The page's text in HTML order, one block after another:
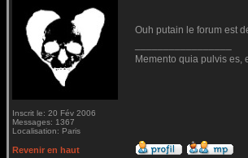
Inscrit le: 20 Fév 2006
Messages: 1367
Localisation: Paris
Ouh putain le forum est
Memento quia pulvis es,
Revenir en haut